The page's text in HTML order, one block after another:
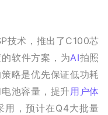
技术，推出了C100芯
软件方案，为AI拍照
略是优先保证低功耗
池容量，提升用户体
用，预计在Q4大批量